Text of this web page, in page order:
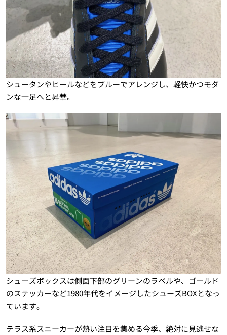
シュータンやヒールなどをブルーでアレンジし、軽快かつモダ
ンな一足へと昇華。
シューズボックスは側面下部のグリーンのラベルや、ゴールド
のステッカーなど1980年代をイメージしたシューズBOXとなっ
ています。
テラス系スニーカーが熱い注目を集める今季、絶対に見逃せな